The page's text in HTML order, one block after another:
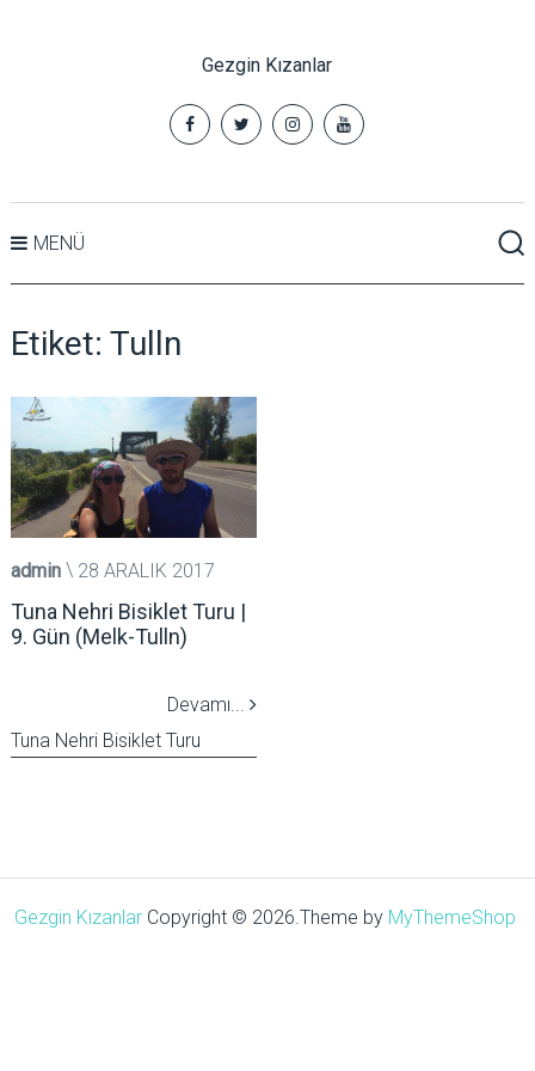
Gezgin Kızanlar
MENÜ
Etiket: Tulln
admin 28 ARALIK 2017
Tuna Nehri Bisiklet Turu |
9. Gün (Melk-Tulln)
Devamı...
Tuna Nehri Bisiklet Turu
Gezgin KızanlarCopyright © 2026. Theme by MyThemeShop